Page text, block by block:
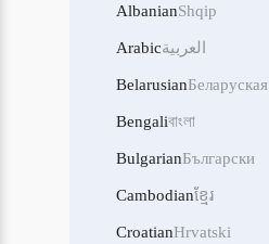
AlbanianShqip
Arabicالعربية
BelarusianБеларуская
Bengaliবাংলা
BulgarianБългарски
Cambodianខ្មែរ
CroatianHrvatski